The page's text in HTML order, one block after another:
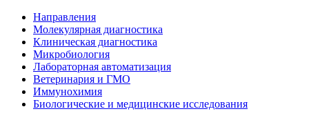
Направления
Молекулярная диагностика
Клиническая диагностика
Микробиология
Лабораторная автоматизация
Ветеринария и ГМО
Иммунохимия
Биологические и медицинские исследования